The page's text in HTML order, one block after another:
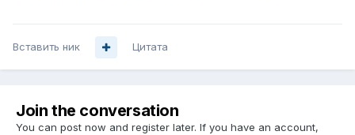
Вставить ник Цитата
Join the conversation
You can post now and register later. If you have an account,